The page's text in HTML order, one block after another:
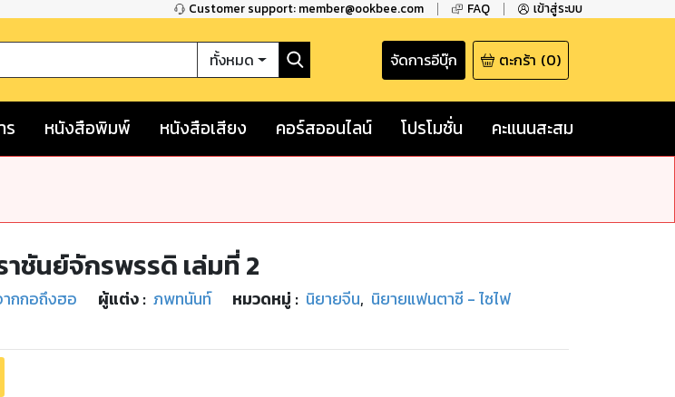
Customer support: member@ookbee.com FAQ เข้าสู่ระบบ
ทั้งหมด จัดการอีบุ๊ก ตะกร้า (0)
ร หนังสือพิมพ์ หนังสือเสียง คอร์สออนไลน์ โปรโมชั่น คะแนนสะสม
าชันย์จักรพรรดิ เล่มที่ 2
กกอถึงฮอ ผู้แต่ง : ภพทนันท์ หมวดหมู่ : นิยายจีน, นิยายแฟนตาซี - ไซไฟ